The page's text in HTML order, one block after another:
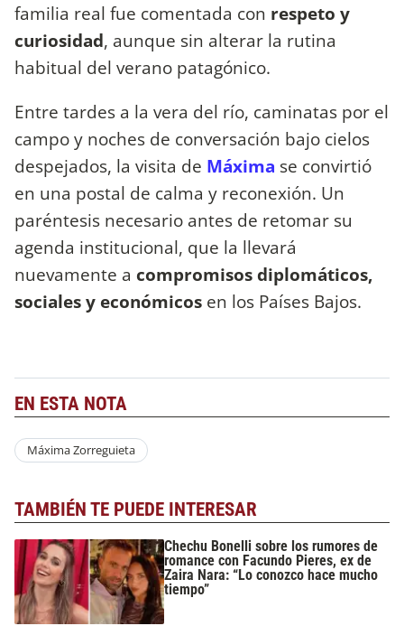
familia real fue comentada con respeto y
curiosidad, aunque sin alterar la rutina
habitual del verano patagónico.
Entre tardes a la vera del río, caminatas por el
campo y noches de conversación bajo cielos
despejados, la visita de Máxima se convirtió
en una postal de calma y reconexión. Un
paréntesis necesario antes de retomar su
agenda institucional, que la llevará
nuevamente a compromisos diplomáticos,
sociales y económicos en los Países Bajos.
EN ESTA NOTA
Máxima Zorreguieta
TAMBIÉN TE PUEDE INTERESAR
Chechu Bonelli sobre los rumores de
romance con Facundo Pieres, ex de
Zaira Nara: “Lo conozco hace mucho
tiempo”